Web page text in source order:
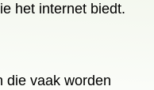
het internet biedt.
die vaak worden